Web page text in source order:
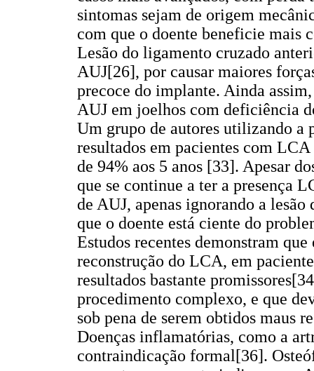
sintomas sejam de origem
com que o doente beneficie mais
Lesão do ligamento cruzado
AUJ[26], por causar maiores
precoce do implante. Ainda
AUJ em joelhos com deficiência
Um grupo de autores utilizando a
resultados em pacientes com
de 94% aos 5 anos [33]. Apesar
que se continue a ter a presença
de AUJ, apenas ignorando a
que o doente está ciente do
Estudos recentes demonstram
reconstrução do LCA, em
resultados bastante
procedimento complexo, e que
sob pena de serem obtidos maus
Doenças inflamatórias, como a
contraindicação formal[36].